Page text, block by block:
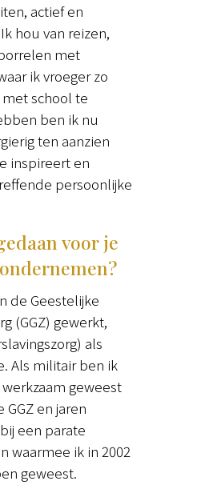
actief en
hou van reizen,
met
ik vroeger zo
school te
ben ik nu
ten aanzien
inspireert en
persoonlijke
voor je
de Geestelijke
(GGZ) gewerkt,
als
Als militair ben ik
geweest
en jaren
een parate
waarmee ik in 2002
geweest.